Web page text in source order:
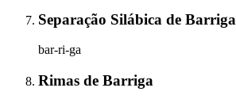
Separação Silábica de Barriga
bar-ri-ga
Rimas de Barriga